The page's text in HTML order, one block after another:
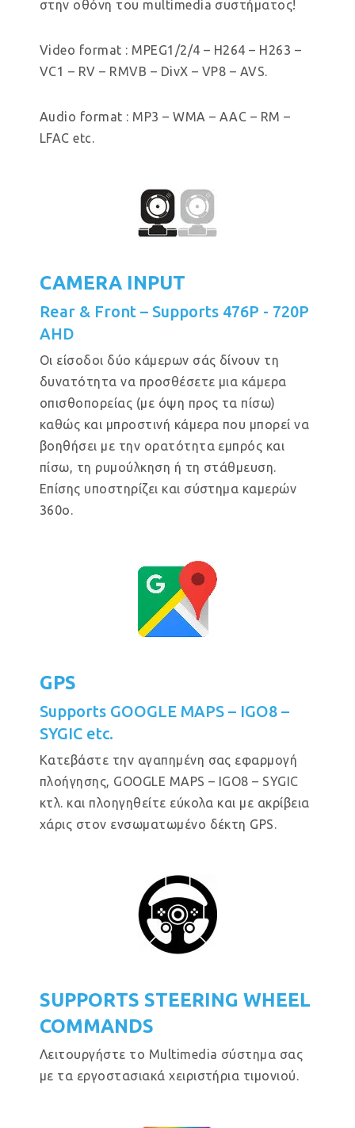
στην οθόνη του multimedia συστήματος!
Video format : MPEG1/2/4 – H264 – H263 –
VC1 – RV – RMVB – DivX – VP8 – AVS.
Audio format : MP3 – WMA – AAC – RM –
LFAC etc.
CAMERA INPUT
Rear & Front – Supports 476P - 720P
AHD
Οι είσοδοι δύο κάμερων σάς δίνουν τη
δυνατότητα να προσθέσετε μια κάμερα
οπισθοπορείας (με όψη προς τα πίσω)
καθώς και μπροστινή κάμερα που μπορεί να
βοηθήσει με την ορατότητα εμπρός και
πίσω, τη ρυμούλκηση ή τη στάθμευση.
Επίσης υποστηρίζει και σύστημα καμερών
360ο.
GPS
Supports GOOGLE MAPS – IGO8 –
SYGIC etc.
Κατεβάστε την αγαπημένη σας εφαρμογή
πλοήγησης, GOOGLE MAPS – IGO8 – SYGIC
κτλ. και πλοηγηθείτε εύκολα και με ακρίβεια
χάρις στον ενσωματωμένο δέκτη GPS.
SUPPORTS STEERING WHEEL
COMMANDS
Λειτουργήστε το Multimedia σύστημα σας
με τα εργοστασιακά χειριστήρια τιμονιού.